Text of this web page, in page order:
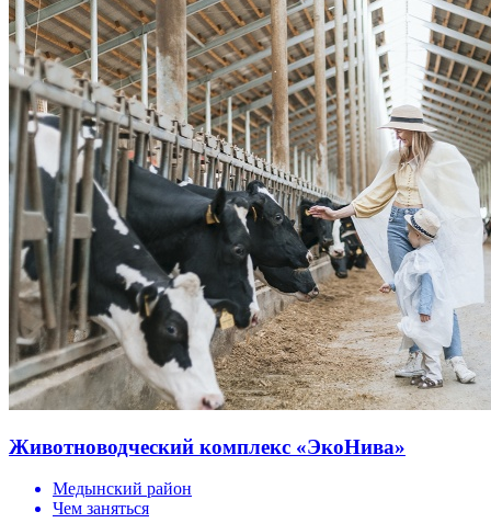
Животноводческий комплекс «ЭкоНива»
Медынский район
Чем заняться